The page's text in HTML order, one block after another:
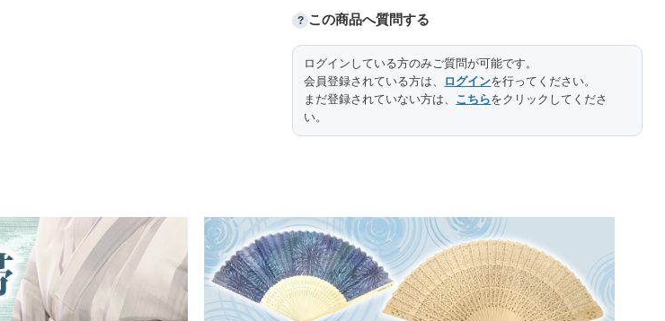
? この商品へ質問する
ログインしている方のみご質問が可能です。
会員登録されている方は、
ログインを行ってください。
まだ登録されていない方は、 こちらをクリックしてくださ
い。